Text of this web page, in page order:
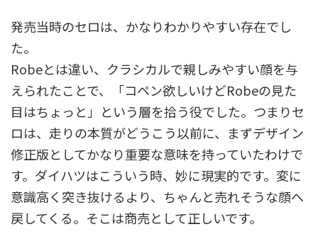
発売当時のセロは、かなりわかりやすい存在でし
た。
Robeとは違い、クラシカルで親しみやすい顔を与
えられたことで、「コペン欲しいけどRobeの見た
目はちょっと」という層を拾う役でした。つまりセ
ロは、走りの本質がどうこう以前に、まずデザイン
修正版としてかなり重要な意味を持っていたわけで
す。ダイハツはこういう時、妙に現実的です。変に
意識高く突き抜けるより、ちゃんと売れそうな顔へ
戻してくる。そこは商売として正しいです。